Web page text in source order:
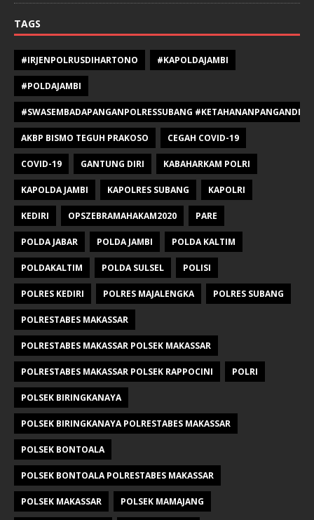
TAGS
#IRJENPOLRUSDIHARTONO #KAPOLDAJAMBI
#POLDAJAMBI
#SWASEMBADAPANGANPOLRESSUBANG
AKBP BISMO TEGUH PRAKOSO CEGAH COVID-19
COVID-19 GANTUNG DIRI KABAHARKAM POLRI
KAPOLDA JAMBI KAPOLRES SUBANG KAPOLRI
KEDIRI OPSZEBRAMAHAKAM2020 PARE
POLDA JABAR POLDA JAMBI POLDA KALTIM
POLDAKALTIM POLDA SULSEL POLISI
POLRES KEDIRI POLRES MAJALENGKA POLRES SUBANG
POLRESTABES MAKASSAR
POLRESTABES MAKASSAR POLSEK MAKASSAR
POLRESTABES MAKASSAR POLSEK RAPPOCINI POLRI
POLSEK BIRINGKANAYA
POLSEK BIRINGKANAYA POLRESTABES MAKASSAR
POLSEK BONTOALA
POLSEK BONTOALA POLRESTABES MAKASSAR
POLSEK MAKASSAR POLSEK MAMAJANG